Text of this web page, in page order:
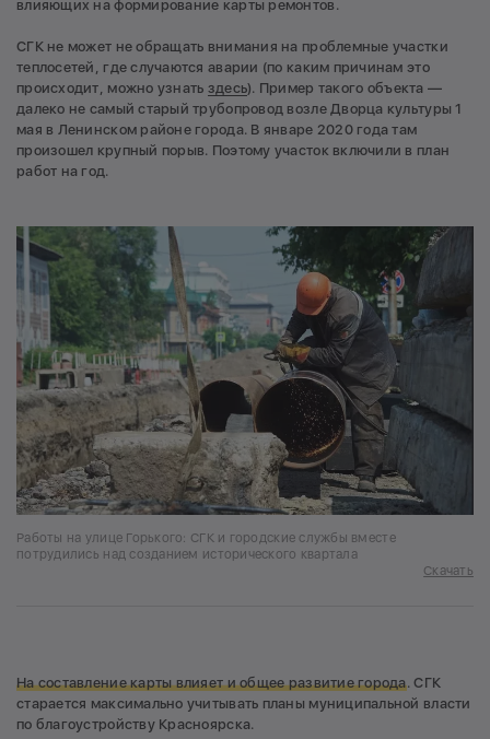
влияющих на формирование карты ремонтов.
СГК не может не обращать внимания на проблемные участки
теплосетей, где случаются аварии (по каким причинам это
происходит, можно узнать здесь). Пример такого объекта —
далеко не самый старый трубопровод возле Дворца культуры 1
мая в Ленинском районе города. В январе 2020 года там
произошел крупный порыв. Поэтому участок включили в план
работ на год.
Работы на улице Горького: СГК и городские службы вместе
потрудились над созданием исторического квартала
Скачать
На составление карты влияет и общее развитие города. СГК
старается максимально учитывать планы муниципальной власти
по благоустройству Красноярска.